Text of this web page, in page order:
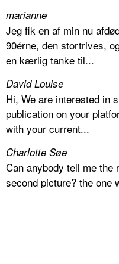
marianne
Jeg fik en af min nu
90érne, den stortrives,
en kærlig tanke til...
David Louise
Hi, We are interested in
publication on your
with your current...
Charlotte Søe
Can anybody tell me the
second picture? the one